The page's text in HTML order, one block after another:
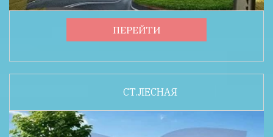
ПЕРЕЙТИ
СТ.ЛЕСНАЯ